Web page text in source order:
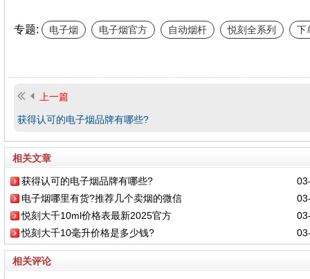
专题: 电子烟 电子烟官方 自动烟杆 悦刻全系列 下
上一篇
获得认可的电子烟品牌有哪些?
相关文章
获得认可的电子烟品牌有哪些?
电子烟哪里有货?推荐几个卖烟的微信
悦刻大千10ml价格表最新2025官方
悦刻大千10毫升价格是多少钱?
相关评论